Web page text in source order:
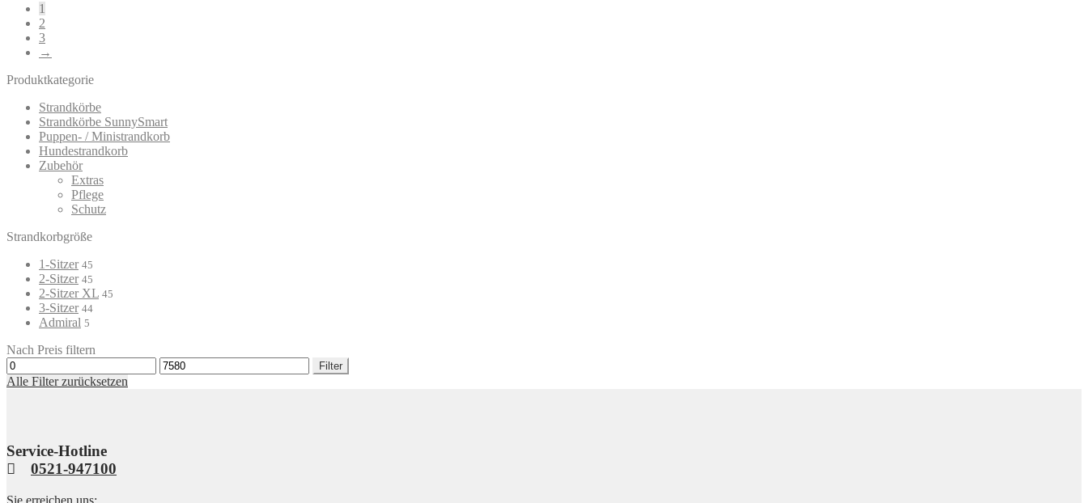
1
2
3
→
Produktkategorie
Strandkörbe
Strandkörbe SunnySmart
Puppen- / Ministrandkorb
Hundestrandkorb
Zubehör
Extras
Pflege
Schutz
Strandkorbgröße
1-Sitzer 45
2-Sitzer 45
2-Sitzer XL 45
3-Sitzer 44
Admiral 5
Nach Preis filtern
Min.
Preis
Max.
Preis
Filter
Alle Filter zurücksetzen
Service-Hotline
0521-947100